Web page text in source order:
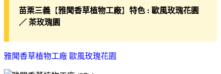
苗栗三義 【雅聞香草植物工廠】特色 : 歐風玫瑰花園
／ 茶玫瑰園
雅聞香草植物工廠 歐風玫瑰花園